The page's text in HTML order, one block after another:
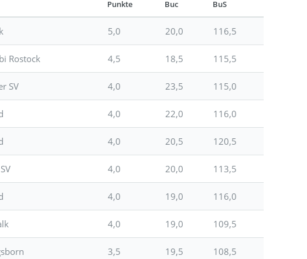
Punkte Buc BuS
5,0 20,0 116,5
Rostock 4,5 18,5 115,5
SV 4,0 23,5 115,0
4,0 22,0 116,0
4,0 20,5 120,5
4,0 20,0 113,5
4,0 19,0 116,0
4,0 19,0 109,5
3,5 19,5 108,5